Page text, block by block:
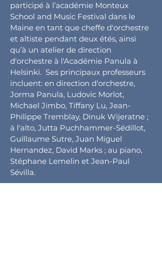
participé à l’académie Monteux
School and Music Festival dans le
Maine en tant que cheffe d'orchestre
et altiste pendant deux étés, ainsi
qu’à un atelier de direction
d'orchestre à l'Académie Panula à
Helsinki. Ses principaux professeurs
incluent: en direction d'orchestre,
Jorma Panula, Ludovic Morlot,
Michael Jimbo, Tiffany Lu, Jean-
Philippe Tremblay, Dinuk Wijeratne ;
à l'alto, Jutta Puchhammer-Sédillot,
Guillaume Sutre, Juan Miguel
Hernandez, David Marks ; au piano,
Stéphane Lemelin et Jean-Paul
Sévilla.